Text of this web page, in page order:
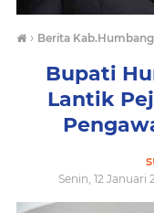
› Berita
Bupati
Lantik
Senin, 12 Januari